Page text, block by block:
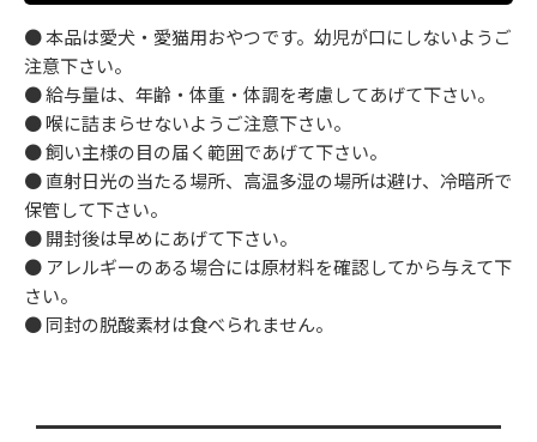
● 本品は愛犬・愛猫用おやつです。幼児が口にしないようご
注意下さい。
● 給与量は、年齢・体重・体調を考慮してあげて下さい。
● 喉に詰まらせないようご注意下さい。
● 飼い主様の目の届く範囲であげて下さい。
● 直射日光の当たる場所、高温多湿の場所は避け、冷暗所で
保管して下さい。
● 開封後は早めにあげて下さい。
● アレルギーのある場合には原材料を確認してから与えて下
さい。
● 同封の脱酸素材は食べられません。